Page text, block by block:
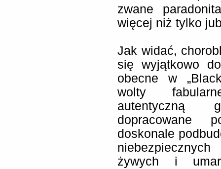
zwane
więcej niż tylko
Jak widać,
się wyjątkowo
obecne w
wolty
autentyczną
dopracowane
doskonale
żywych i